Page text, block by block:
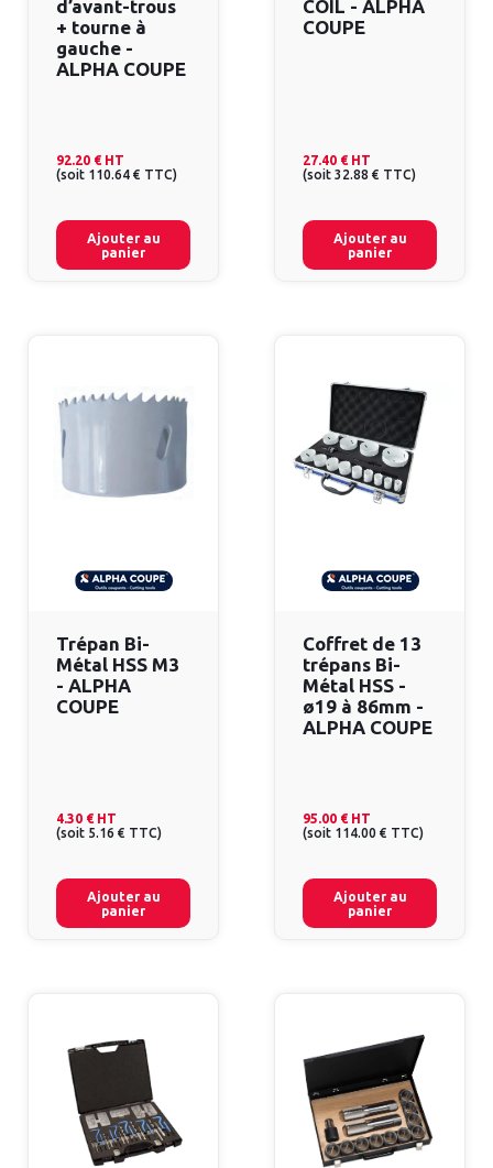
d’avant-trous
+ tourne à
gauche -
ALPHA COUPE
92.20 € HT
(soit 110.64 € TTC)
Ajouter au
panier
COIL - ALPHA
COUPE
27.40 € HT
(soit 32.88 € TTC)
Ajouter au
panier
Trépan Bi-
Métal HSS M3
- ALPHA
COUPE
4.30 € HT
(soit 5.16 € TTC)
Ajouter au
panier
Coffret de 13
trépans Bi-
Métal HSS -
ø19 à 86mm -
ALPHA COUPE
95.00 € HT
(soit 114.00 € TTC)
Ajouter au
panier